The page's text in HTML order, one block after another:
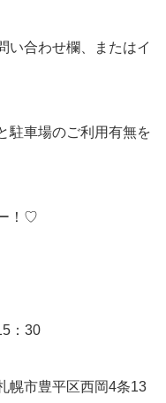
い合わせ欄、またはイ
駐車場のご利用有無を
！♡
：30
市豊平区西岡4条13